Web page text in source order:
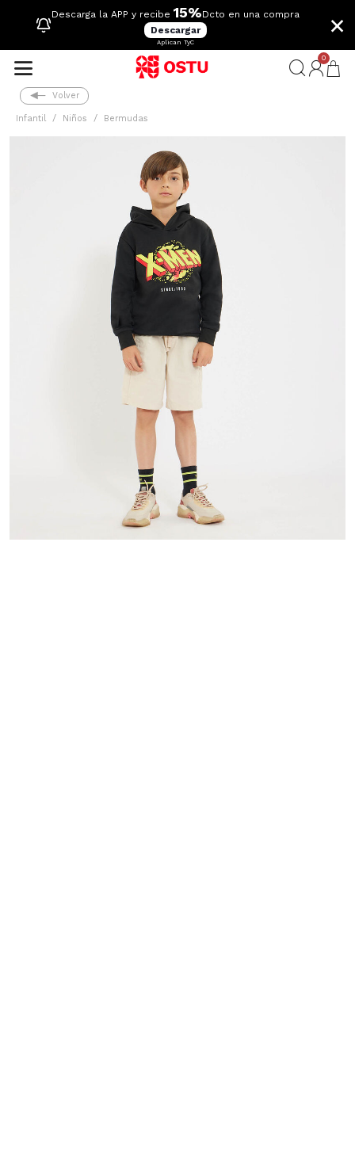
Descarga la APP y recibe 15%Dcto en una compra
Descargar
Aplican TyC
×
0
Volver
Infantil Niños Bermudas